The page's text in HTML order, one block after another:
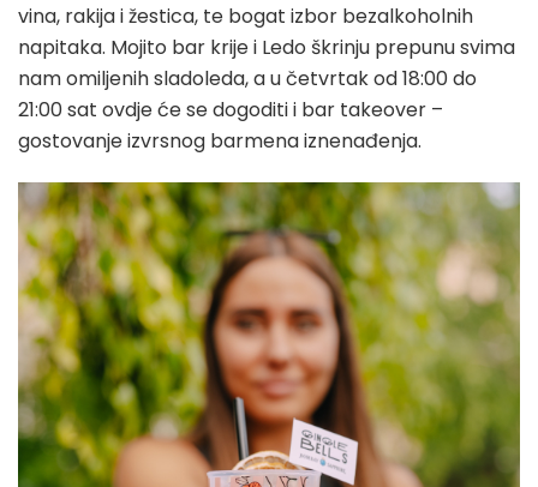
vina, rakija i žestica, te bogat izbor bezalkoholnih
napitaka. Mojito bar krije i Ledo škrinju prepunu svima
nam omiljenih sladoleda, a u četvrtak od 18:00 do
21:00 sat ovdje će se dogoditi i bar takeover –
gostovanje izvrsnog barmena iznenađenja.